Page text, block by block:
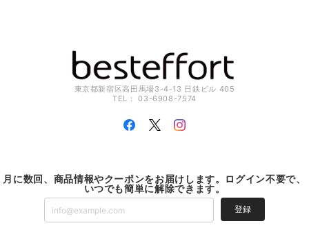
東京都新宿区高田馬場3-4-13 日鉄ビル 405
TEL： 03-6908-7574
月に数回、商品情報やクーポンをお届けします。ログイン不要で、
いつでも簡単に解除できます。
登録